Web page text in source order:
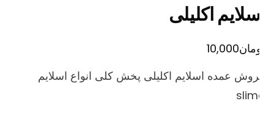
اکلیلی
10,000
عمده اسلایم اکلیلی پخش کلی انواع اسلایم